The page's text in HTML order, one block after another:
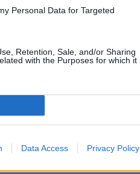
Personal Data for Targeted
Retention, Sale, and/or Sharing
with the Purposes for which it
Data Access Privacy Policy